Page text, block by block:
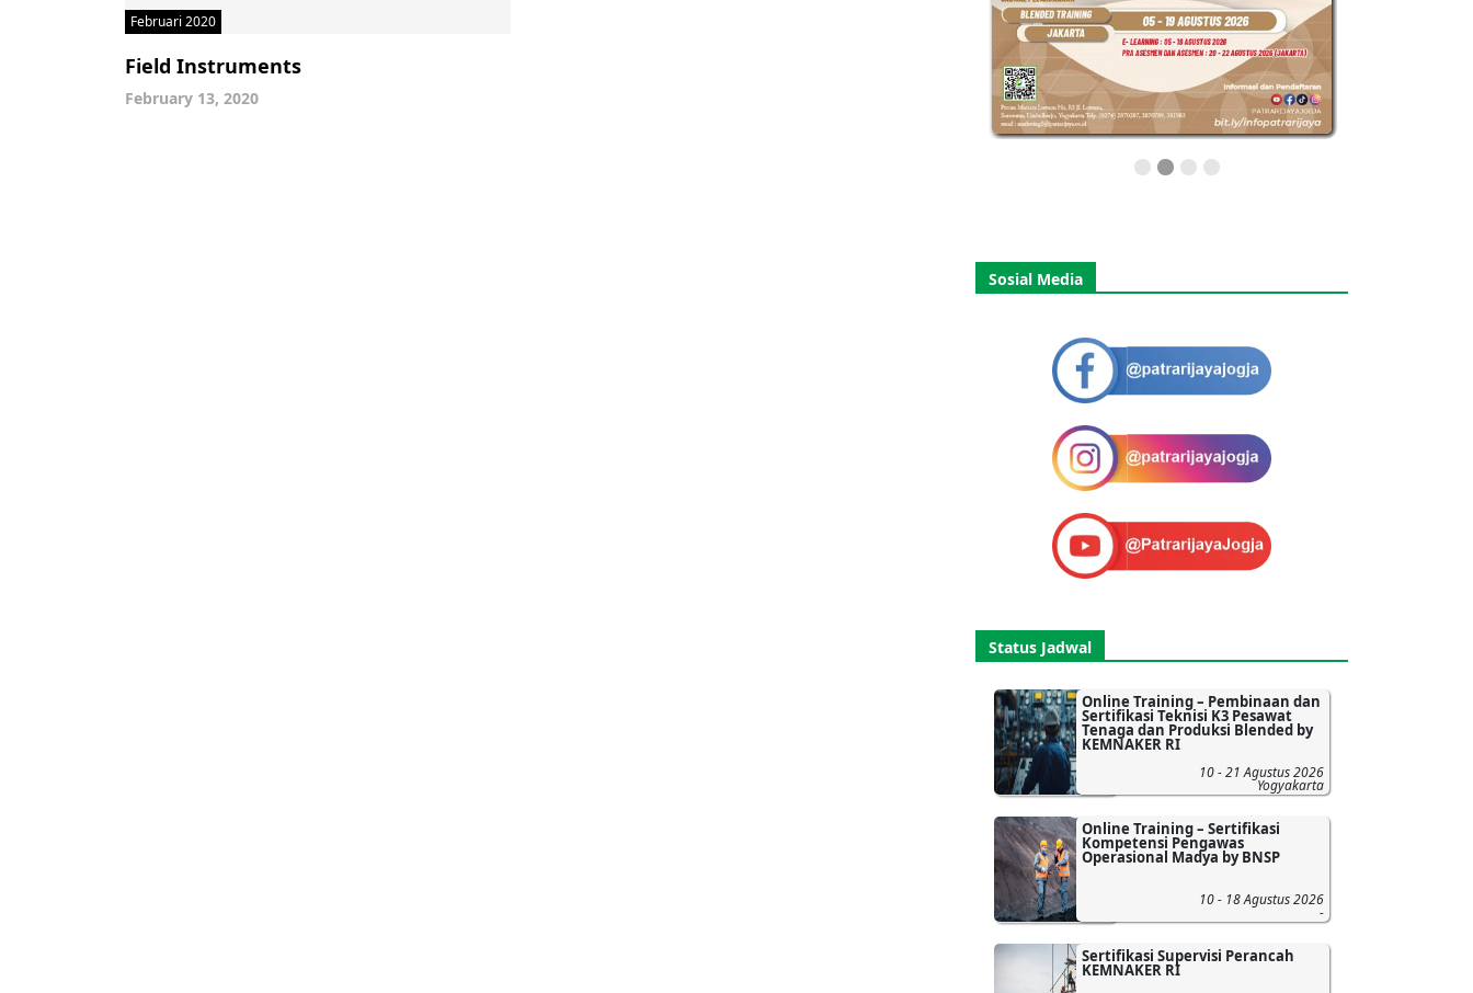
Februari 2020
Field Instruments
February 13, 2020
Sosial Media
Status Jadwal
Online Training – Pembinaan dan
Sertifikasi Teknisi K3 Pesawat
Tenaga dan Produksi Blended by
KEMNAKER RI
10 - 21 Agustus 2026
Yogyakarta
Online Training – Sertifikasi
Kompetensi Pengawas
Operasional Madya by BNSP
10 - 18 Agustus 2026
-
Sertifikasi Supervisi Perancah
KEMNAKER RI